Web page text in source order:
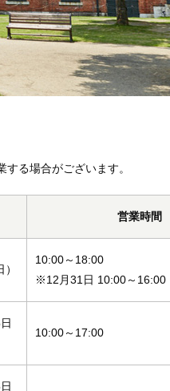
る場合がございます。
営業時間
10:00～18:00
※12月31日 10:00～16:00
10:00～17:00